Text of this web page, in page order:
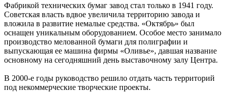
Фабрикой технических бумаг завод стал только в 1941 году.
Советская власть вдвое увеличила территорию завода и
вложила в развитие немалые средства. «Октябрь» был
оснащен уникальным оборудованием. Особое место занимало
производство мелованной бумаги для полиграфии и
выпускающая ее машина фирмы «Оливье», давшая название
основному на сегодняшний день выставочному залу Центра.
В 2000-е годы руководство решило отдать часть территорий
под некоммерческие творческие проекты.